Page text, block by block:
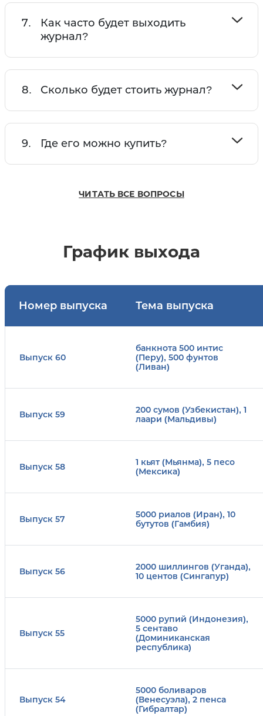
7.
Как часто будет выходить
журнал?
8. Сколько будет стоить журнал?
9. Где его можно купить?
ЧИТАТЬ ВСЕ ВОПРОСЫ
График выхода
Номер выпуска Тема выпуска
Выпуск 60
банкнота 500 интис
(Перу), 500 фунтов
(Ливан)
Выпуск 59
200 сумов (Узбекистан), 1
лаари (Мальдивы)
Выпуск 58
1 кьят (Мьянма), 5 песо
(Мексика)
Выпуск 57
5000 риалов (Иран), 10
бутутов (Гамбия)
Выпуск 56
2000 шиллингов (Уганда),
10 центов (Сингапур)
Выпуск 55
5000 рупий (Индонезия),
5 сентаво
(Доминиканская
республика)
Выпуск 54
5000 боливаров
(Венесуэла), 2 пенса
(Гибралтар)